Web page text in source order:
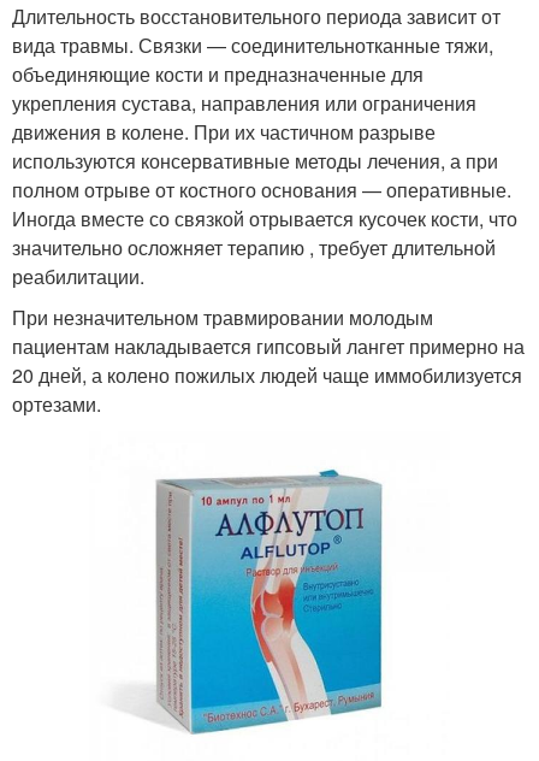
Длительность восстановительного периода зависит от
вида травмы. Связки — соединительнотканные тяжи,
объединяющие кости и предназначенные для
укрепления сустава, направления или ограничения
движения в колене. При их частичном разрыве
используются консервативные методы лечения, а при
полном отрыве от костного основания — оперативные.
Иногда вместе со связкой отрывается кусочек кости, что
значительно осложняет терапию , требует длительной
реабилитации.
При незначительном травмировании молодым
пациентам накладывается гипсовый лангет примерно на
20 дней, а колено пожилых людей чаще иммобилизуется
ортезами.